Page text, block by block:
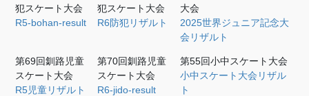
犯スケート大会
R5-bohan-result
犯スケート大会
R6防犯リザルト
大会
2025世界ジュニア記念大
会リザルト
第69回釧路児童
スケート大会
R5児童リザルト
第70回釧路児童
スケート大会
R6-jido-result
第55回小中スケート大会
小中スケート大会リザル
ト